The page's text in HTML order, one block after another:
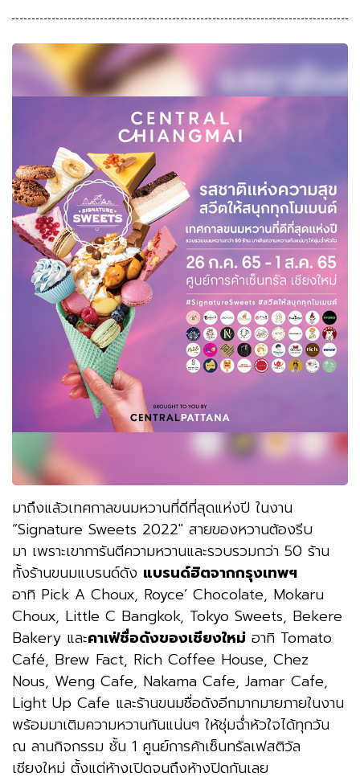
มาถึงแล้วเทศกาลขนมหวานที่ดีที่สุดแห่งปี ในงาน
”Signature Sweets 2022″ สายของหวานต้องรีบ
มา เพราะเขาการันตีความหวานและรวบรวมกว่า 50 ร้าน
ทั้งร้านขนมแบรนด์ดัง แบรนด์ฮิตจากกรุงเทพฯ
อาทิ Pick A Choux, Royce’ Chocolate, Mokaru
Choux, Little C Bangkok, Tokyo Sweets, Bekere
Bakery และคาเฟ่ชื่อดังของเชียงใหม่ อาทิ Tomato
Café, Brew Fact, Rich Coffee House, Chez
Nous, Weng Cafe, Nakama Cafe, Jamar Cafe,
Light Up Cafe และร้านขนมชื่อดังอีกมากมายภายในงาน
พร้อมมาเติมความหวานกันแน่นๆ ให้ชุ่มฉ่ำหัวใจได้ทุกวัน
ณ ลานกิจกรรม ชั้น 1 ศูนย์การค้าเซ็นทรัลเฟสติวัล
เชียงใหม่ ตั้งแต่ห้างเปิดจนถึงห้างปิดกันเลย